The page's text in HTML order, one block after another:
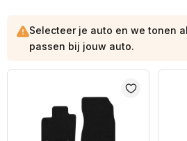
Selecteer je auto en we tonen
passen bij jouw auto.